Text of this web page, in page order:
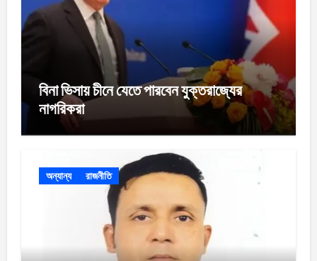
বিনা ভিসায় চীনে যেতে পারবেন যুক্তরাজ্যের
নাগরিকরা
অন্যান্য রাজনীতি